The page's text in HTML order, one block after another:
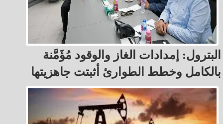
البترول: إمدادات الغاز والوقود مُؤَمَّنة
بالكامل وخطط الطوارئ أثبتت جاهزيتها